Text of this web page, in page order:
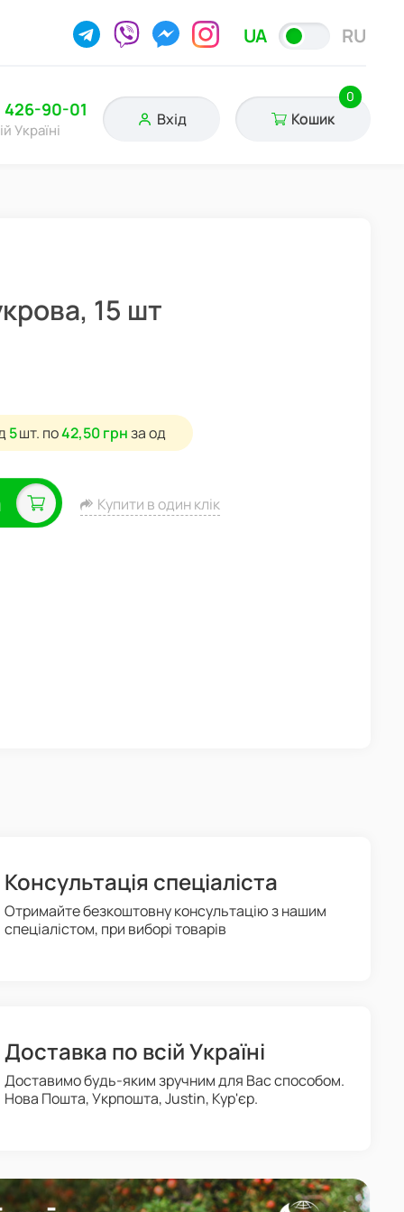
UA RU
426-90-01
Україні
Вхід Кошик
0
15 шт
5шт. по42,50 грнза од
Купити в один клік
Консультація спеціаліста
Отримайте безкоштовну консультацію з нашим
спеціалістом, при виборі товарів
Доставка по всій Україні
Доставимо будь-яким зручним для Вас способом.
Нова Пошта, Укрпошта, Justin, Кур'єр.